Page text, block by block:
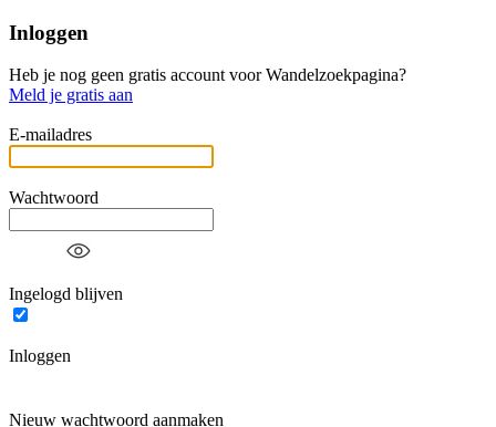
Inloggen
Heb je nog geen gratis account voor Wandelzoekpagina?
Meld je gratis aan
E-mailadres
Wachtwoord
Ingelogd blijven
Inloggen
Nieuw wachtwoord aanmaken